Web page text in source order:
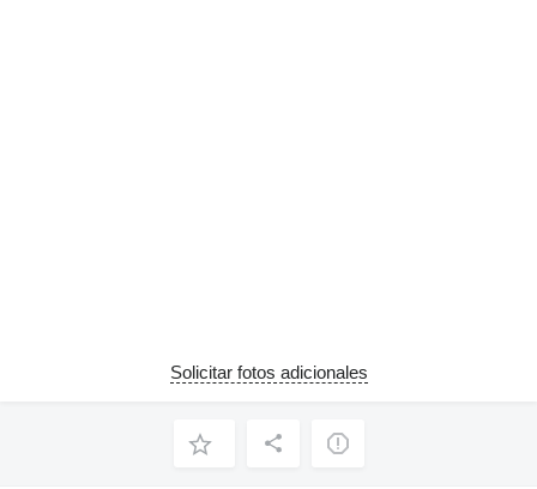
Solicitar fotos adicionales